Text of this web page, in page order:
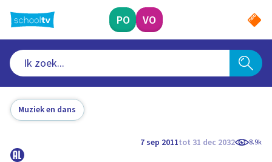
naar
hoofdinhoud
PO VO
Muziek en dans
7 sep 2011tot 31 dec 2032 8.9k